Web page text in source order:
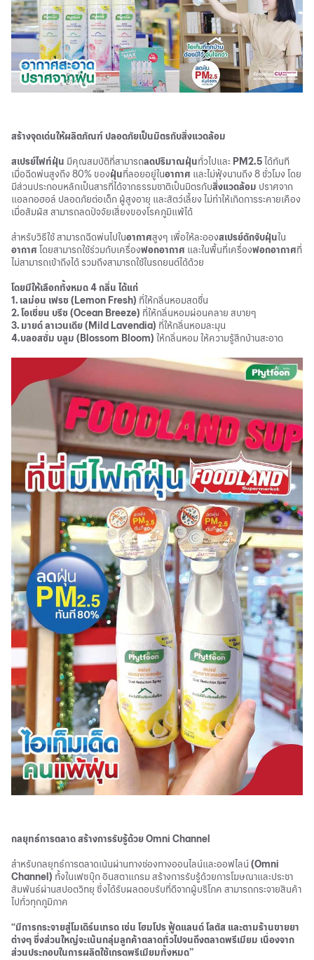
สร้างจุดเด่นให้ผลิตภัณฑ์ ปลอดภัยเป็นมิตรกับสิ่งแวดล้อม
สเปรย์ไฟท์ฝุ่น มีคุณสมบัติที่สามารถลดปริมาณฝุ่นทั่วไปและ PM2.5 ได้ทันที
เมื่อฉีดพ่นสูงถึง 80% ของฝุ่นที่ลอยอยู่ในอากาศ และไม่ฟุ้งนานถึง 8 ชั่วโมง โดย
มีส่วนประกอบหลักเป็นสารที่ได้จากธรรมชาติเป็นมิตรกับสิ่งแวดล้อม ปราศจาก
แอลกอฮอล์ ปลอดภัยต่อเด็ก ผู้สูงอายุ และสัตว์เลี้ยง ไม่ทำให้เกิดการระคายเคือง
เมื่อสัมผัส สามารถลดปัจจัยเสี่ยงของโรคภูมิแพ้ได้
สำหรับวิธีใช้ สามารถฉีดพ่นไปในอากาศสูงๆ เพื่อให้ละอองสเปรย์ดักจับฝุ่นใน
อากาศ โดยสามารถใช้ร่วมกับเครื่องฟอกอากาศ และในพื้นที่เครื่องฟอกอากาศที่
ไม่สามารถเข้าถึงได้ รวมถึงสามารถใช้ในรถยนต์ได้ด้วย
โดยมีให้เลือกทั้งหมด 4 กลิ่น ได้แก่
1. เลม่อน เฟรช (Lemon Fresh) ที่ให้กลิ่นหอมสดชื่น
2. โอเชี่ยน บรีซ (Ocean Breeze) ที่ให้กลิ่นหอมผ่อนคลาย สบายๆ
3. มายด์ ลาเวนเดีย (Mild Lavendia) ที่ให้กลิ่นหอมละมุน
4.บลอสซั่ม บลูม (Blossom Bloom) ให้กลิ่นหอม ให้ความรู้สึกบ้านสะอาด
กลยุทธ์การตลาด สร้างการรับรู้ด้วย Omni Channel
สำหรับกลยุทธ์การตลาดเน้นผ่านทางช่องทางออนไลน์และออฟไลน์ (Omni
Channel) ทั้งในเฟซบุ๊ก อินสตาแกรม สร้างการรับรู้ด้วยการโฆษณาและประชา
สัมพันธ์ผ่านสปอตวิทยุ ซึ่งได้รับผลตอบรับที่ดีจากผู้บริโภค สามารถกระจายสินค้า
ไปทั่วทุกภูมิภาค
“มีการกระจายสู่โมเดิร์นเทรด เช่น โฮมโปร ฟู้ดแลนด์ โลตัส และตามร้านขายยา
ต่างๆ ซึ่งส่วนใหญ่จะเน้นกลุ่มลูกค้าตลาดทั่วไปจนถึงตลาดพรีเมียม เนื่องจาก
ส่วนประกอบในการผลิตใช้เกรดพรีเมียมทั้งหมด”